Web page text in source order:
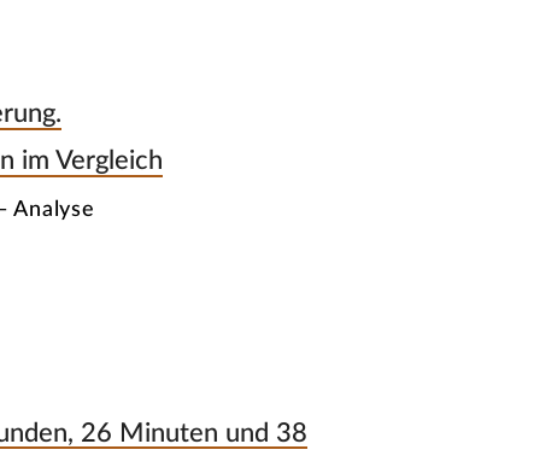
im Vergleich
Analyse
26 Minuten und 38